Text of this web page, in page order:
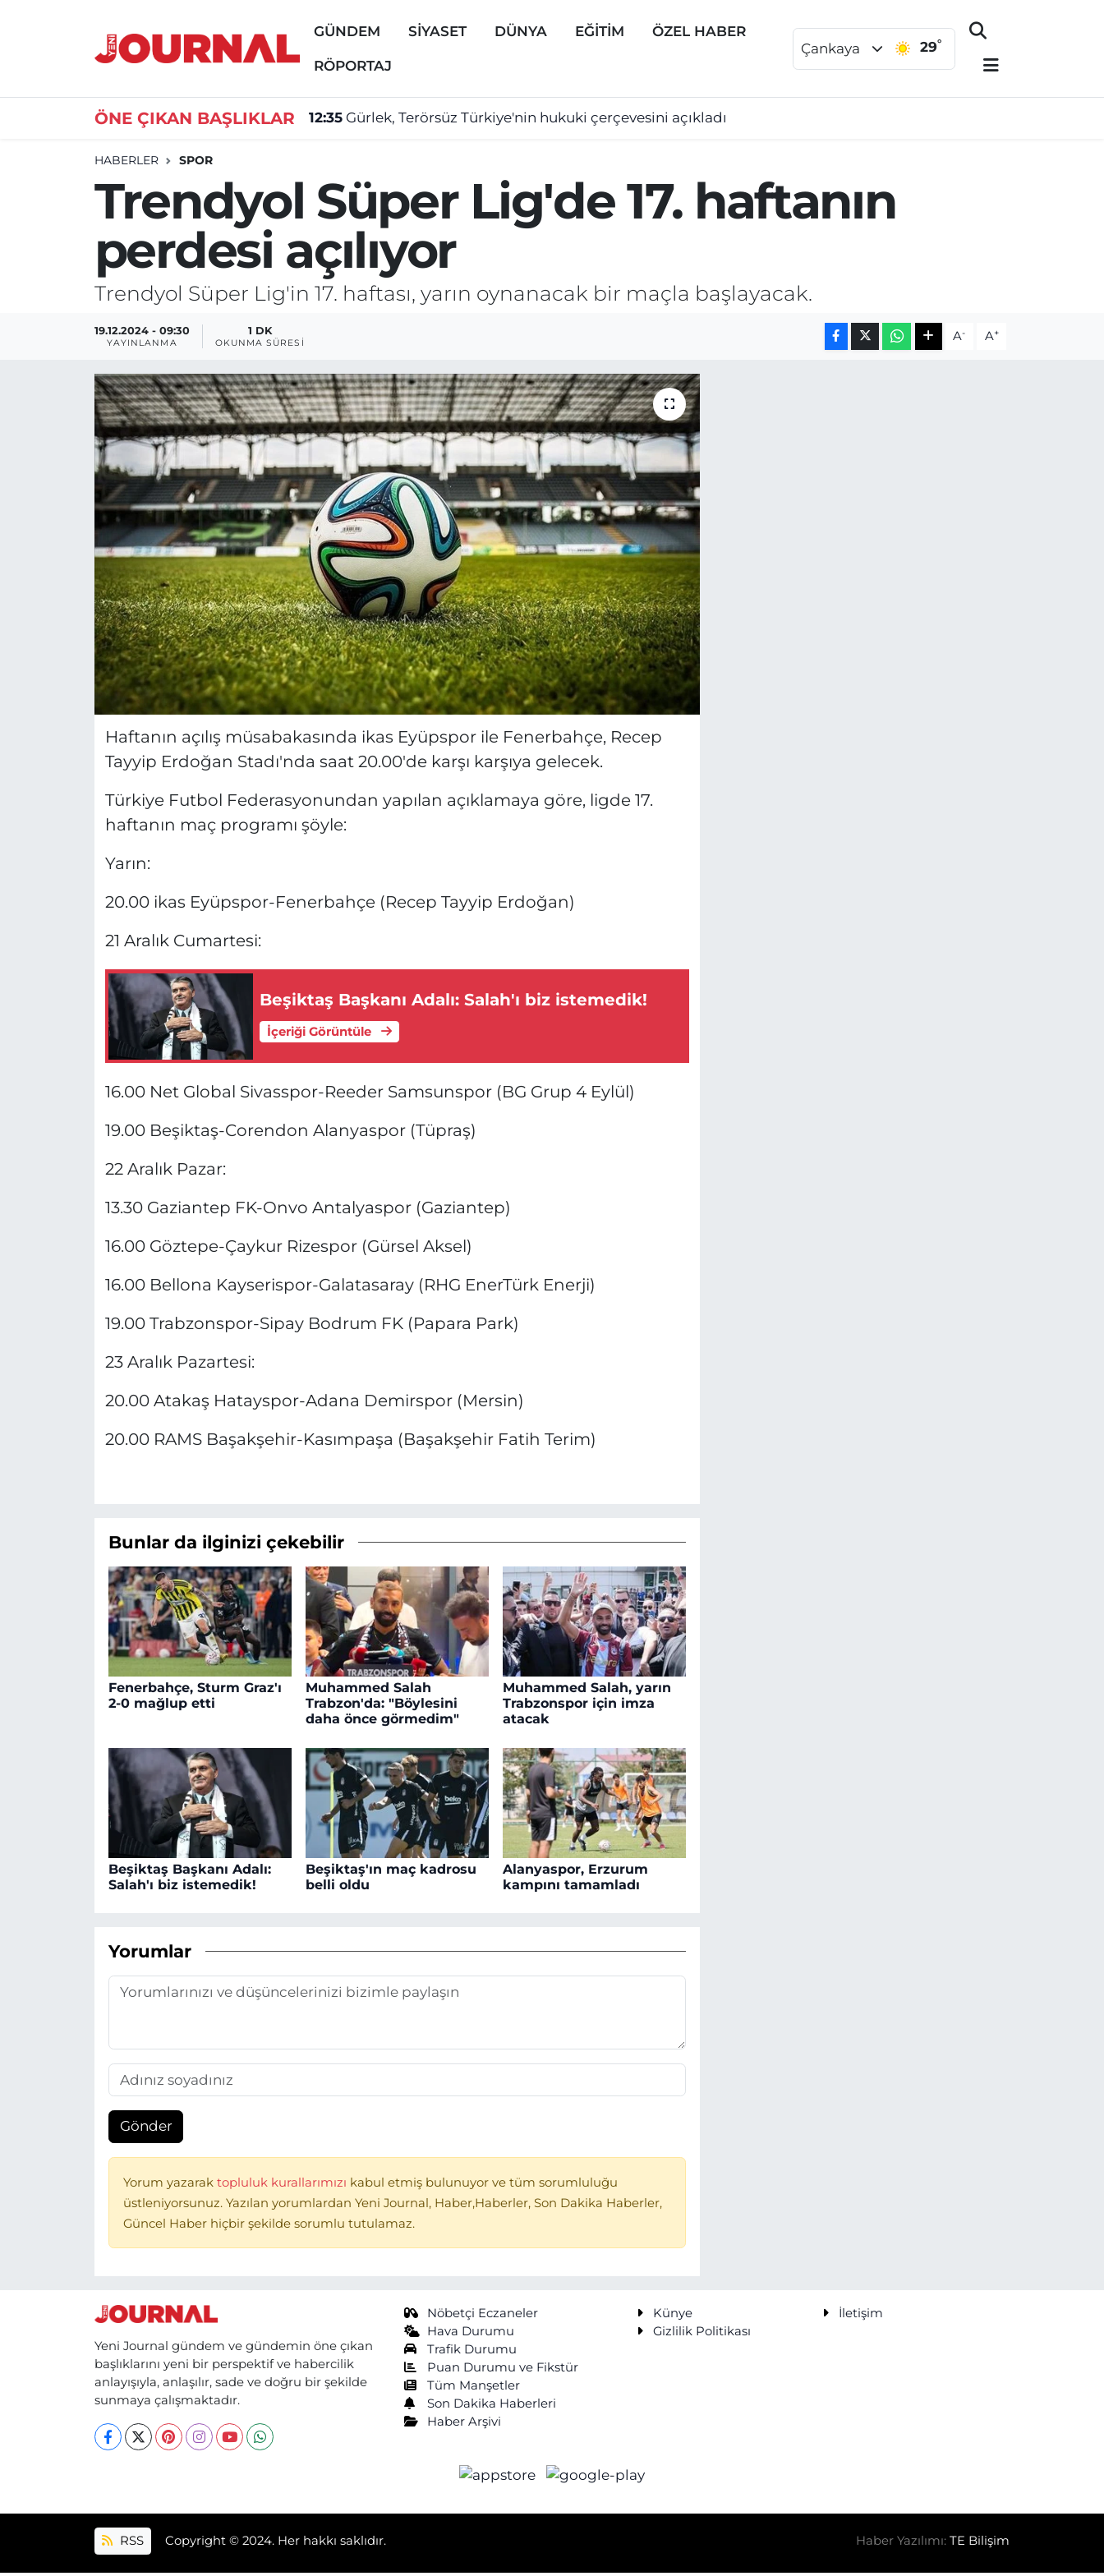
GÜNDEM SİYASET DÜNYA EĞİTİM ÖZEL HABER
RÖPORTAJ
Çankaya 29°
ÖNE ÇIKAN BAŞLIKLAR 12:35 Gürlek, Terörsüz Türkiye'nin hukuki çerçevesini açıkladı
HABERLER SPOR
Trendyol Süper Lig'de 17. haftanın
perdesi açılıyor
Trendyol Süper Lig'in 17. haftası, yarın oynanacak bir maçla başlayacak.
19.12.2024 - 09:30
YAYINLANMA
1 DK
OKUNMA SÜRESI A- A+
Haftanın açılış müsabakasında ikas Eyüpspor ile Fenerbahçe, Recep
Tayyip Erdoğan Stadı'nda saat 20.00'de karşı karşıya gelecek.
Türkiye Futbol Federasyonundan yapılan açıklamaya göre, ligde 17.
haftanın maç programı şöyle:
Yarın:
20.00 ikas Eyüpspor-Fenerbahçe (Recep Tayyip Erdoğan)
21 Aralık Cumartesi:
Beşiktaş Başkanı Adalı: Salah'ı biz istemedik!
İçeriği Görüntüle
16.00 Net Global Sivasspor-Reeder Samsunspor (BG Grup 4 Eylül)
19.00 Beşiktaş-Corendon Alanyaspor (Tüpraş)
22 Aralık Pazar:
13.30 Gaziantep FK-Onvo Antalyaspor (Gaziantep)
16.00 Göztepe-Çaykur Rizespor (Gürsel Aksel)
16.00 Bellona Kayserispor-Galatasaray (RHG EnerTürk Enerji)
19.00 Trabzonspor-Sipay Bodrum FK (Papara Park)
23 Aralık Pazartesi:
20.00 Atakaş Hatayspor-Adana Demirspor (Mersin)
20.00 RAMS Başakşehir-Kasımpaşa (Başakşehir Fatih Terim)
Bunlar da ilginizi çekebilir
Fenerbahçe, Sturm Graz'ı
2-0 mağlup etti
Muhammed Salah
Trabzon'da: "Böylesini
daha önce görmedim"
Muhammed Salah, yarın
Trabzonspor için imza
atacak
Beşiktaş Başkanı Adalı:
Salah'ı biz istemedik!
Beşiktaş'ın maç kadrosu
belli oldu
Alanyaspor, Erzurum
kampını tamamladı
Yorumlar
Gönder
Yorum yazarak topluluk kurallarımızı kabul etmiş bulunuyor ve tüm sorumluluğu
üstleniyorsunuz. Yazılan yorumlardan Yeni Journal, Haber,Haberler, Son Dakika Haberler,
Güncel Haber hiçbir şekilde sorumlu tutulamaz.
Yeni Journal gündem ve gündemin öne çıkan
başlıklarını yeni bir perspektif ve habercilik
anlayışıyla, anlaşılır, sade ve doğru bir şekilde
sunmaya çalışmaktadır.
Nöbetçi Eczaneler
Hava Durumu
Trafik Durumu
Puan Durumu ve Fikstür
Tüm Manşetler
Son Dakika Haberleri
Haber Arşivi
Künye
İletişim
Gizlilik Politikası
RSS Copyright © 2024. Her hakkı saklıdır. Haber Yazılımı:TE Bilişim
GÜNDEM
DÜNYA
ÖZEL HABER
Nöbetçi Eczaneler
Süper Lig Puan Durumu ve Fikstür
Son Dakika Haberleri